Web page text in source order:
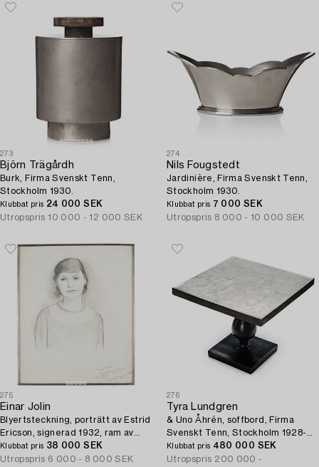
273
Björn Trägårdh
Burk, Firma Svenskt Tenn,
Stockholm 1930.
Klubbat pris 24 000 SEK
Utropspris 10 000 - 12 000 SEK
274
Nils Fougstedt
Jardinière, Firma Svenskt Tenn,
Stockholm 1930.
Klubbat pris 7 000 SEK
Utropspris 8 000 - 10 000 SEK
275
Einar Jolin
Blyertsteckning, porträtt av Estrid
Ericson, signerad 1932, ram av
tenn, Firma Svenskt Tenn,
proveniens Estrid Ericson.
Klubbat pris 38 000 SEK
Utropspris 6 000 - 8 000 SEK
276
Tyra Lundgren
& Uno Åhrén, soffbord, Firma
Svenskt Tenn, Stockholm 1928-
29, modell 743, proveniens Estrid
Ericson.
Klubbat pris 480 000 SEK
Utropspris 200 000 -